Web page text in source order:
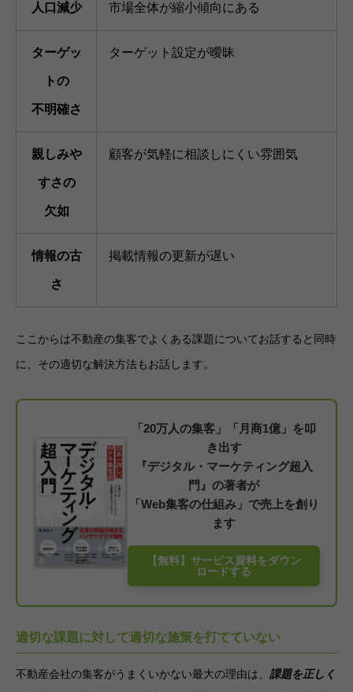
人口減少 市場全体が縮小傾向にある
ターゲッ
トの
不明確さ
ターゲット設定が曖昧
親しみや
すさの
欠如
顧客が気軽に相談しにくい雰囲気
情報の古
さ
掲載情報の更新が遅い
ここからは不動産の集客でよくある課題についてお話すると同時
に、その適切な解決方法もお話します。
「20万人の集客」「月商1億」を叩
き出す
『デジタル・マーケティング超入
門』の著者が
「Web集客の仕組み」で売上を創り
ます
【無料】サービス資料をダウン
ロードする
適切な課題に対して適切な施策を打てていない
不動産会社の集客がうまくいかない最大の理由は、 課題を正しく